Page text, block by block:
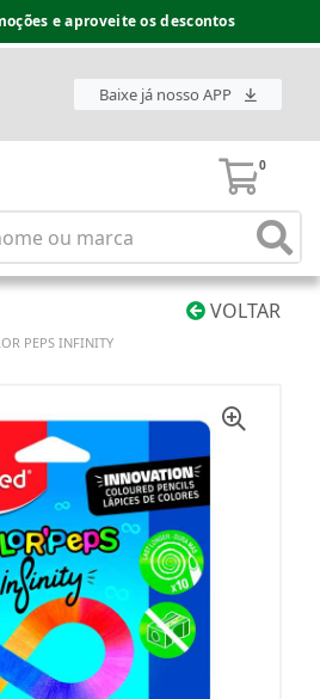
e aproveite os descontos
Baixe já nosso APP
0
VOLTAR
PEPS INFINITY